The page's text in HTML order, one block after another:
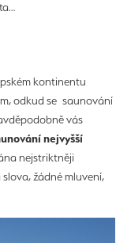
kontinentu
odkud se saunování
vás
nejvyšší
nejstriktněji
žádné mluvení,